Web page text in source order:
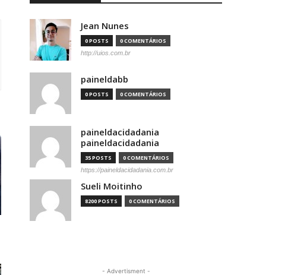
Jean Nunes
0 POSTS 0 COMENTÁRIOS
http://uios.com.br
paineldabb
0 POSTS 0 COMENTÁRIOS
paineldacidadania
paineldacidadania
35 POSTS 0 COMENTÁRIOS
https://paineldacidadania.com.br
Sueli Moitinho
8200 POSTS 0 COMENTÁRIOS
- Advertisment -